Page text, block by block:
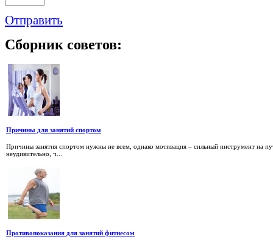
Отправить
Сборник советов:
Причины для занятий спортом
Причины занятия спортом нужны не всем, однако мотивация – сильный инструмент на
неудивительно, ч...
Противопоказания для занятий фитнесом